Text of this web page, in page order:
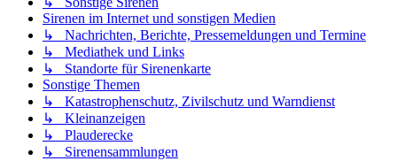
Sirenen im Internet und sonstigen Medien
↳ Nachrichten, Berichte, Pressemeldungen und Termine
↳ Mediathek und Links
↳ Standorte für Sirenenkarte
Sonstige Themen
↳ Katastrophenschutz, Zivilschutz und Warndienst
↳ Kleinanzeigen
↳ Plauderecke
↳ Sirenensammlungen